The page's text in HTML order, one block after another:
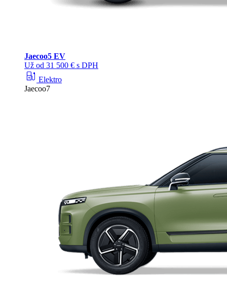
Jaecoo5 EV
Už od 31 500 € s DPH
ev_station Elektro
Jaecoo7